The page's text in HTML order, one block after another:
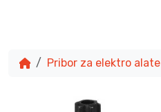
Pribor za elektro alate